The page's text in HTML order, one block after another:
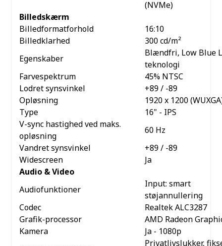
(NVMe)
Billedskærm
Billedformatforhold
16:10
Billedklarhed
300 cd/m²
Egenskaber
Blændfri, Low Blue
teknologi
Farvespektrum
45% NTSC
Lodret synsvinkel
+89 / -89
Opløsning
1920 x 1200
Type
16" - IPS
V-sync hastighed ved maks.
opløsning
60 Hz
Vandret synsvinkel
+89 / -89
Widescreen
Ja
Audio & Video
Audiofunktioner
Input: smart
støjannullering
Codec
Realtek ALC3287
Grafik-processor
AMD Radeon
Kamera
Ja - 1080p
Privatlivslukker,